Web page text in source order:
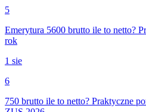
5
Emerytura 5600 brutto ile to netto?
rok
1 sie
6
750 brutto ile to netto? Praktyczne